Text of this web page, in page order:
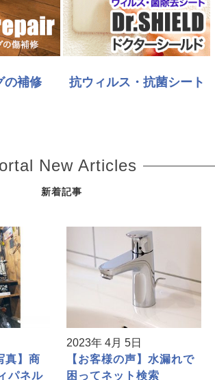
の補修 抗ウィルス・抗菌シート
New Articles
新着記事
真】商
パネル
2023年 4月 5日
【お客様の声】水漏れで
困ってネット検索